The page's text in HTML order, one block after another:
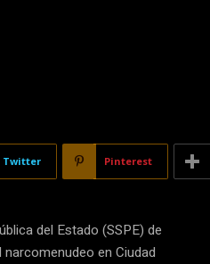
Twitter Pinterest
del Estado (SSPE) de
en Ciudad